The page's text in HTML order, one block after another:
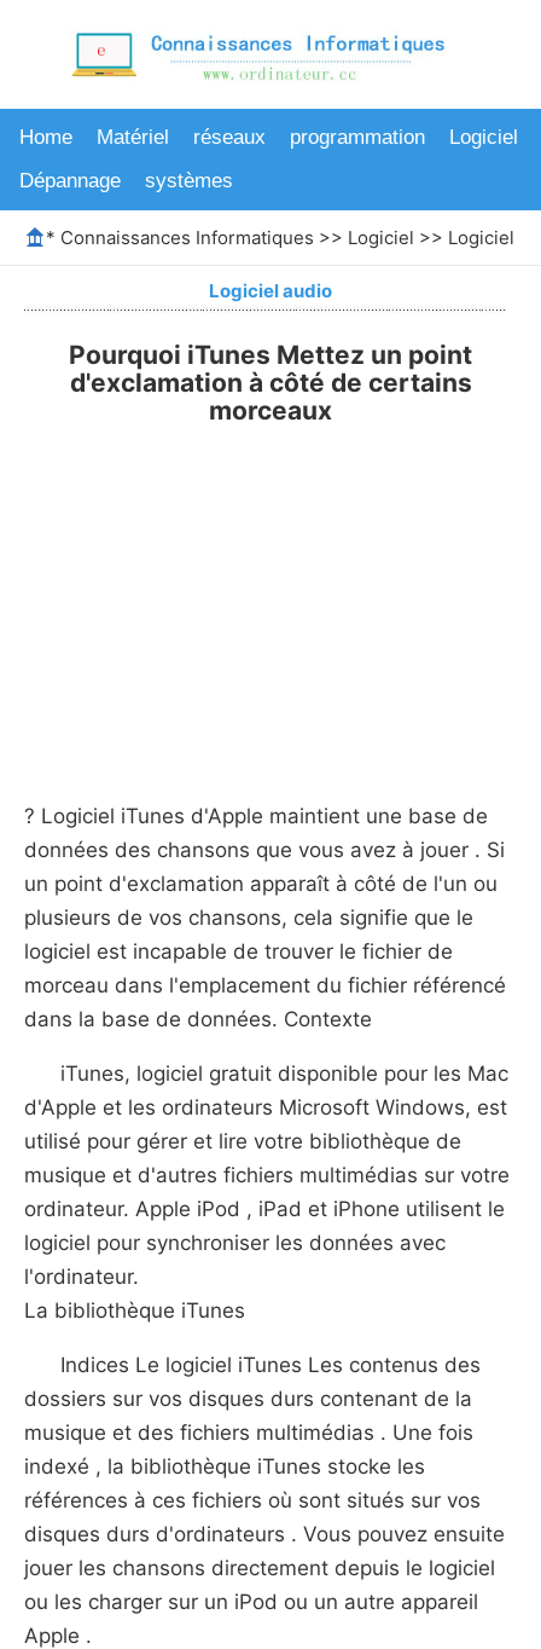
Home Matériel réseaux programmation
Logiciel
Dépannage
systèmes
* Connaissances Informatiques >> Logiciel >> Logiciel
Logiciel audio
Pourquoi iTunes Mettez un point
d'exclamation à côté de certains
morceaux
? Logiciel iTunes d'Apple maintient une base de
données des chansons que vous avez à jouer . Si
un point d'exclamation apparaît à côté de l'un ou
plusieurs de vos chansons, cela signifie que le
logiciel est incapable de trouver le fichier de
morceau dans l'emplacement du fichier référencé
dans la base de données. Contexte
iTunes, logiciel gratuit disponible pour les Mac
d'Apple et les ordinateurs Microsoft Windows, est
utilisé pour gérer et lire votre bibliothèque de
musique et d'autres fichiers multimédias sur votre
ordinateur. Apple iPod , iPad et iPhone utilisent le
logiciel pour synchroniser les données avec
l'ordinateur.
La bibliothèque iTunes
Indices Le logiciel iTunes Les contenus des
dossiers sur vos disques durs contenant de la
musique et des fichiers multimédias . Une fois
indexé , la bibliothèque iTunes stocke les
références à ces fichiers où sont situés sur vos
disques durs d'ordinateurs . Vous pouvez ensuite
jouer les chansons directement depuis le logiciel
ou les charger sur un iPod ou un autre appareil
Apple .